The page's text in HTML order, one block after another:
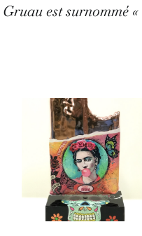
Gruau est surnommé «